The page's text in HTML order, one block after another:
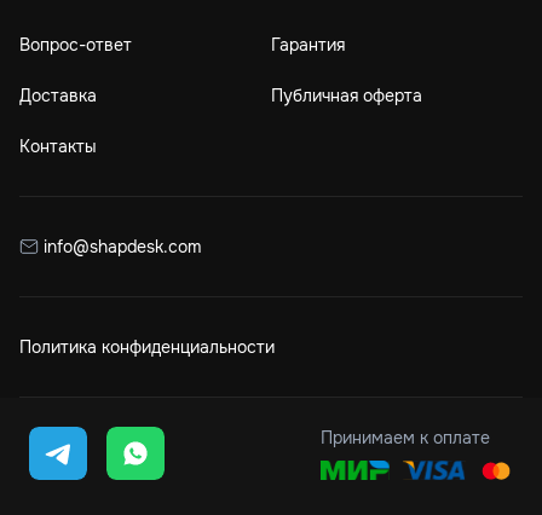
Доставка Публичная оферта
Контакты